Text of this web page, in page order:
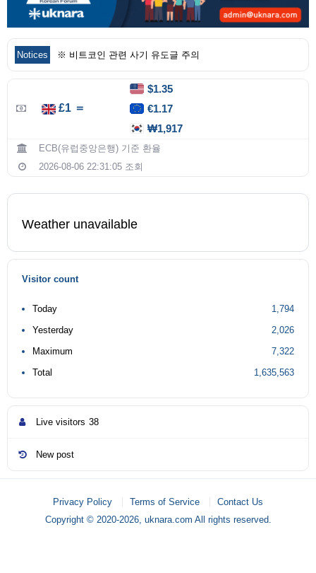
Notices ※ 비트코인 관련 사기 유도글 주의
$1.35
£1 ＝
€1.17
₩1,917
ECB(유럽중앙은행) 기준 환율
2026-08-06 22:31:05 조회
Weather unavailable
Visitor count
Today
1,794
Yesterday
2,026
Maximum
7,322
Total
1,635,563
Live visitors 38
New post
Privacy Policy Terms of Service
Contact Us
Copyright © 2020-2026, uknara.com All rights reserved.